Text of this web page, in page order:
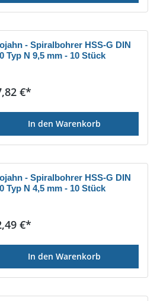
- Spiralbohrer HSS-G DIN
Typ N 9,5 mm - 10 Stück
Preis:
€*
In den Warenkorb
- Spiralbohrer HSS-G DIN
Typ N 4,5 mm - 10 Stück
Preis:
€*
In den Warenkorb